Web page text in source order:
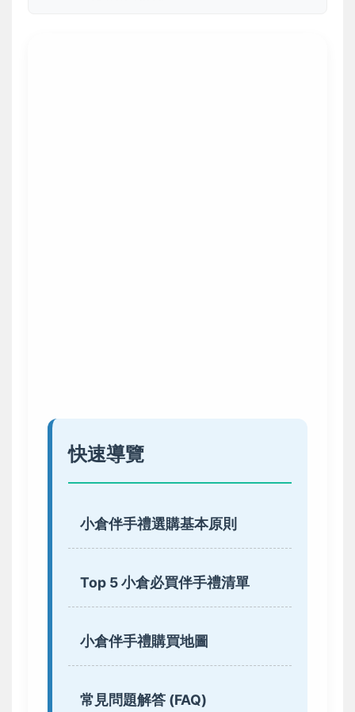
快速導覽
小倉伴手禮選購基本原則
Top 5 小倉必買伴手禮清單
小倉伴手禮購買地圖
常見問題解答 (FAQ)